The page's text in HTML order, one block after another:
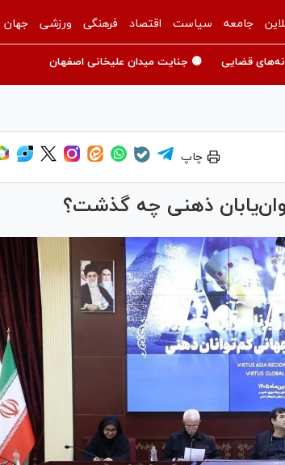
جامعه سیاست اقتصاد فرهنگی ورزشی جهان
قضایی 🟡 جنایت میدان علیخانی اصفهان
چاپ
ذهنی چه گذشت؟